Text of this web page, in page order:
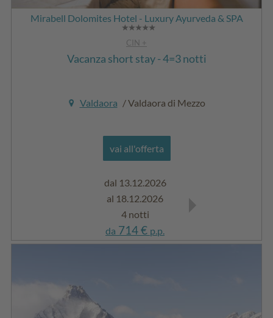
Mirabell Dolomites Hotel - Luxury Ayurveda & SPA
CIN +
Vacanza short stay - 4=3 notti
Valdaora / Valdaora di Mezzo
vai all'offerta
dal 13.12.2026
al 18.12.2026
4 notti
da 714 € p.p.